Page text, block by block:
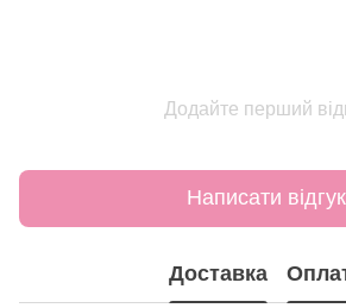
Додайте перший
Написати відгук
Доставка